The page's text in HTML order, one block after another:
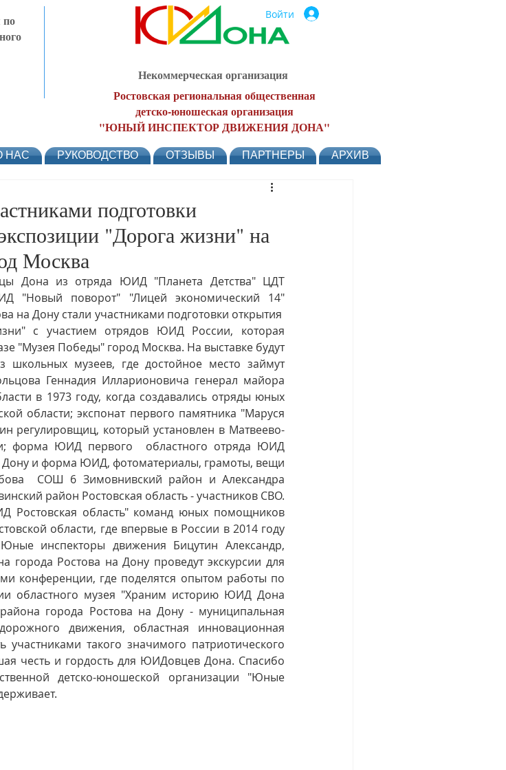
по
Войти
Некоммерческая организация
Ростовская региональная общественная
детско-юношеская организация
"ЮНЫЙ ИНСПЕКТОР ДВИЖЕНИЯ ДОНА"
НАС РУКОВОДСТВО ОТЗЫВЫ ПАРТНЕРЫ АРХИВ
подготовки
"Дорога жизни" на
Москва
Дона из отряда ЮИД "Планета Детства" ЦДТ
"Новый поворот" "Лицей экономический 14"
на Дону стали участниками подготовки открытия
с участием отрядов ЮИД России, которая
"Музея Победы" город Москва. На выставке будут
школьных музеев, где достойное место займут
Геннадия Илларионовича генерал майора
в 1973 году, когда создавались отряды юных
области; экспонат первого памятника "Маруся
регулировщиц, который установлен в Матвеево-
форма ЮИД первого  областного отряда ЮИД
и форма ЮИД, фотоматериалы, грамоты, вещи
СОШ 6 Зимовнивский район и Александра
район Ростовская область - участников СВО.
Ростовская область" команд юных помощников
области, где впервые в России в 2014 году
инспекторы движения Бицутин Александр,
города Ростова на Дону проведут экскурсии для
конференции, где поделятся опытом работы по
областного музея "Храним историю ЮИД Дона
города Ростова на Дону - муниципальная
движения, областная инновационная
такого значимого патриотического
честь и гордость для ЮИДовцев Дона. Спасибо
детско-юношеской организации "Юные